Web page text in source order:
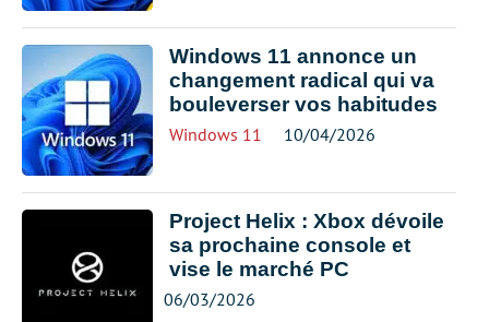
Windows 11 annonce un
changement radical qui va
bouleverser vos habitudes
Windows 11 10/04/2026
Project Helix : Xbox dévoile
sa prochaine console et
vise le marché PC
06/03/2026